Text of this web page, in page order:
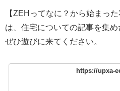
【ZEHってなに？から始まっ
は、住宅についての記事を集め
ぜひ遊びに来てください。
https://upxa-